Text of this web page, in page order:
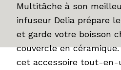
Multitâche à son
infuseur Delia prépare
et garde votre boisson
couvercle en
cet accessoire tout-en-